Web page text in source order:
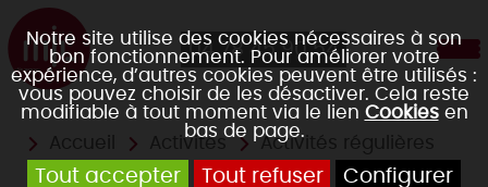
Notre site utilise des cookies nécessaires à son
bon fonctionnement. Pour améliorer votre
expérience, d’autres cookies peuvent être utilisés :
vous pouvez choisir de les désactiver. Cela reste
modifiable à tout moment via le lien Cookiesen
bas de page.
Tout accepter Tout refuser Configurer
04 78 45 90 54
Activités Activités régulières